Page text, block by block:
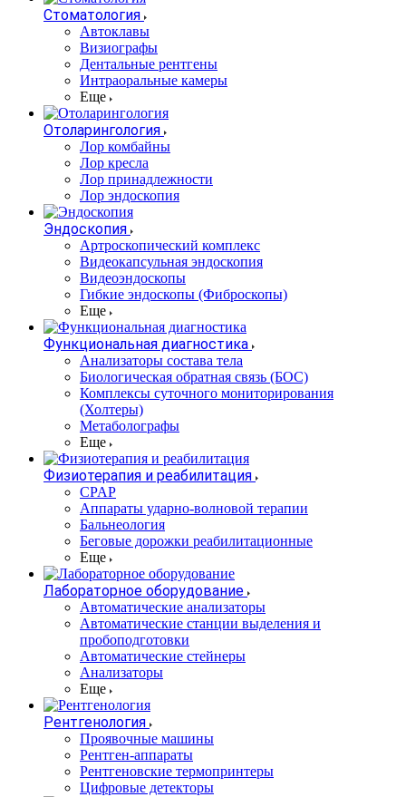
Стоматология
Автоклавы
Визиографы
Дентальные рентгены
Интраоральные камеры
Еще
Отоларингология
Лор комбайны
Лор кресла
Лор принадлежности
Лор эндоскопия
Эндоскопия
Артроскопический комплекс
Видеокапсульная эндоскопия
Видеоэндоскопы
Гибкие эндоскопы (Фиброcкопы)
Еще
Функциональная диагностика
Анализаторы состава тела
Биологическая обратная связь (БОС)
Комплексы суточного мониторирования
(Холтеры)
Метаболографы
Еще
Физиотерапия и реабилитация
CPAP
Аппараты ударно-волновой терапии
Бальнеология
Беговые дорожки реабилитационные
Еще
Лабораторное оборудование
Автоматические анализаторы
Автоматические станции выделения и
пробоподготовки
Автоматические стейнеры
Анализаторы
Еще
Рентгенология
Проявочные машины
Рентген-аппараты
Рентгеновские термопринтеры
Цифровые детекторы